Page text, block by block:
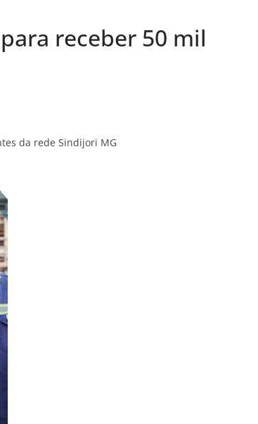
receber 50 mil
da rede Sindijori MG